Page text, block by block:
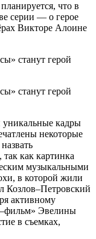
что в
серии — о герое
Викторе Алоине
уникальные кадры
некоторые
как картинка
музыкальными
в которой жили
активному
Эвелины
в съемках,